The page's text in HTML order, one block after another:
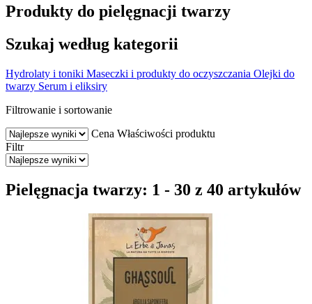
Produkty do pielęgnacji twarzy
Szukaj według kategorii
Hydrolaty i toniki Maseczki i produkty do oczyszczania Olejki do
twarzy Serum i eliksiry
Filtrowanie i sortowanie
Cena Właściwości produktu
Filtr
Pielęgnacja twarzy: 1 - 30 z 40 artykułów